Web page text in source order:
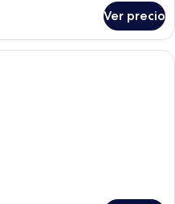
Ver precio
Habitación de hotel con una cama